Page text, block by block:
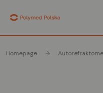
Homepage